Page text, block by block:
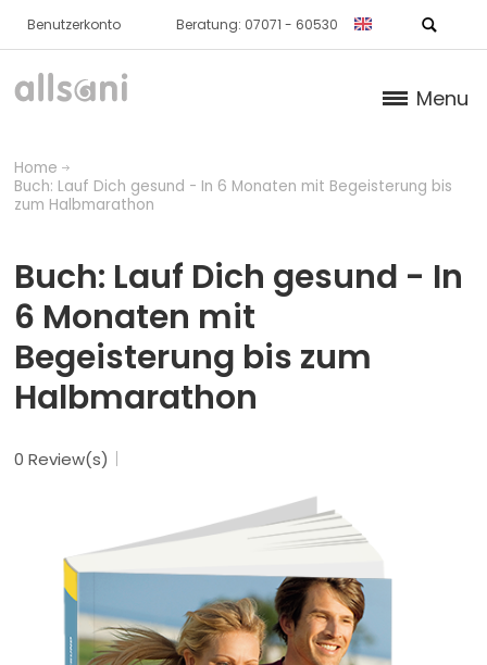
Benutzerkonto Beratung: 07071 - 60530
Menu
Books (German)
About us
Dr. Feil Strategy
Home
Buch: Lauf Dich gesund - In 6 Monaten mit Begeisterung bis
zum Halbmarathon
Buch: Lauf Dich gesund - In
6 Monaten mit
Begeisterung bis zum
Halbmarathon
0 Review(s)